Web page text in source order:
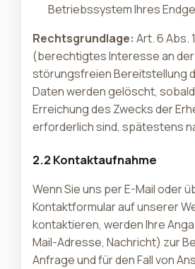
Betriebssystem Ihres
Rechtsgrundlage: Art. 6 Abs.
(berechtigtes Interesse an
störungsfreien Bereitstellung
Daten werden gelöscht,
Erreichung des Zwecks der
erforderlich sind, spätestens
2.2 Kontaktaufnahme
Wenn Sie uns per E-Mail oder
Kontaktformular auf unserer
kontaktieren, werden Ihre
Mail-Adresse, Nachricht) zur
Anfrage und für den Fall von